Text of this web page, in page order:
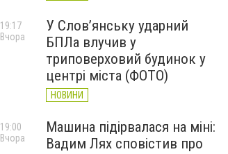
У Слов’янську ударний
БПЛа влучив у
триповерховий будинок у
центрі міста (ФОТО)
НОВИНИ
19:17
Вчора
Машина підірвалася на міні:
Вадим Лях сповістив про
19:00
Вчора